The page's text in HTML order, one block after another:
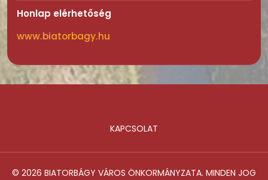
Honlap elérhetőség
www.biatorbagy.hu
KAPCSOLAT
© 2026 BIATORBÁGY VÁROS ÖNKORMÁNYZATA. MINDEN JOG